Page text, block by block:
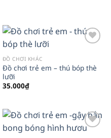
ĐỒ CHƠI KHÁC
Đồ chơi trẻ em – thú bóp thè
lưỡi
35.000₫